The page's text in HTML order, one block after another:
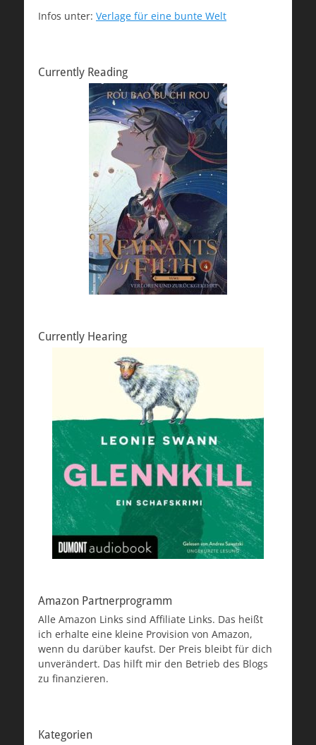
Infos unter: Verlage für eine bunte Welt
Currently Reading
Currently Hearing
Amazon Partnerprogramm
Alle Amazon Links sind Affiliate Links. Das heißt
ich erhalte eine kleine Provision von Amazon,
wenn du darüber kaufst. Der Preis bleibt für dich
unverändert. Das hilft mir den Betrieb des Blogs
zu finanzieren.
Kategorien